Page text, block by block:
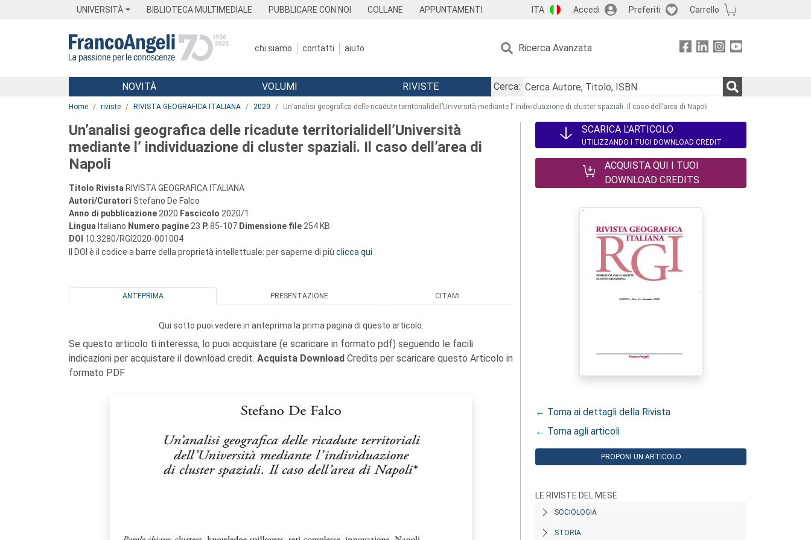
UNIVERSITÀ BIBLIOTECA MULTIMEDIALE PUBBLICARE CON NOI COLLANE APPUNTAMENTI ITA Accedi Preferiti Carrello
chi siamo contatti aiuto Ricerca Avanzata
Menu
NOVITÀ VOLUMI RIVISTE
Cerca:
Home riviste RIVISTA GEOGRAFICA ITALIANA 2020 Un’analisi geografica delle ricadute territorialidell’Università mediante l’ individuazione di cluster spaziali. Il caso dell’area di Napoli
Un’analisi geografica delle ricadute territorialidell’Università
mediante l’ individuazione di cluster spaziali. Il caso dell’area di
Napoli
Titolo Rivista RIVISTA GEOGRAFICA ITALIANA
Autori/Curatori Stefano De Falco
Anno di pubblicazione 2020 Fascicolo 2020/1
Lingua Italiano Numero pagine 23 P. 85-107 Dimensione file 254 KB
DOI 10.3280/RGI2020-001004
Il DOI è il codice a barre della proprietà intellettuale: per saperne di più clicca qui
ANTEPRIMA PRESENTAZIONE CITAMI
Qui sotto puoi vedere in anteprima la prima pagina di questo articolo.
Se questo articolo ti interessa, lo puoi acquistare (e scaricare in formato pdf) seguendo le facili
indicazioni per acquistare il download credit. Acquista Download Credits per scaricare questo Articolo in
formato PDF
SCARICA L'ARTICOLO
UTILIZZANDO I TUOI DOWNLOAD CREDIT
ACQUISTA QUI I TUOI
DOWNLOAD CREDITS
← Torna ai dettagli della Rivista
← Torna agli articoli
PROPONI UN ARTICOLO
LE RIVISTE DEL MESE
SOCIOLOGIA
STORIA